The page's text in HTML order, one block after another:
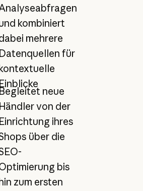
kombiniert
mehrere
Datenquellen für
Einblicke
Begleitet neue
Händler von der
Einrichtung ihres
über die
bis
zum ersten